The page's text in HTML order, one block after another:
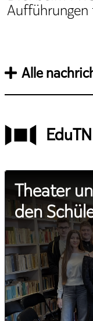
Premiere auf
Alle
Theater
den
aus Sibiu